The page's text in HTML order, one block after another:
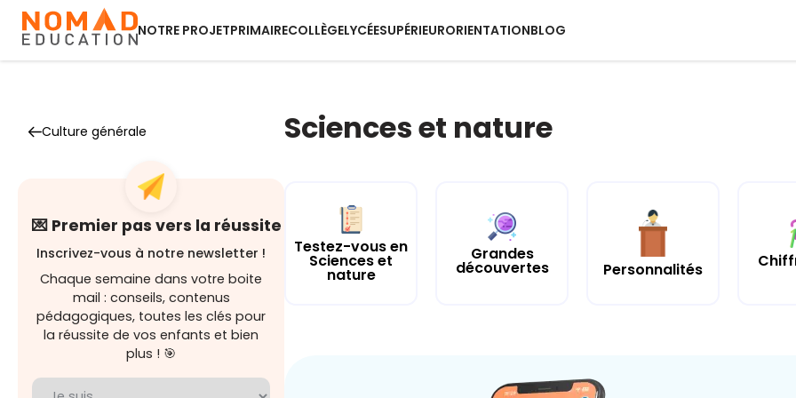
NOTRE PROJETPRIMAIRECOLLÈGELYCÉESUPÉRIEURORIENTATIONBLOG
Culture générale
💌 Premier pas vers la réussite
Inscrivez-vous à notre newsletter !
Chaque semaine dans votre boite
mail : conseils, contenus
pédagogiques, toutes les clés pour
la réussite de vos enfants et bien
plus ! 🎯
Sciences et nature
Testez-vous en
Sciences et
nature
Grandes
découvertes Personnalités